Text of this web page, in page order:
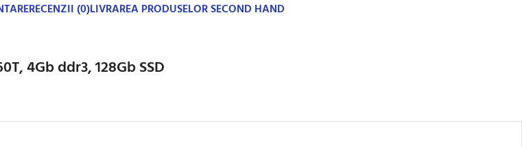
RECENZII (0)LIVRAREA PRODUSELOR SECOND HAND
4Gb ddr3, 128Gb SSD